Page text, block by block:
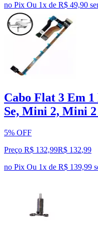
no Pix Ou 1x de R$ 49,90
Cabo Flat 3 Em
Se, Mini 2, Mini 2
5% OFF
Preço R$ 132,99R$ 132,99
no Pix Ou 1x de R$ 139,99